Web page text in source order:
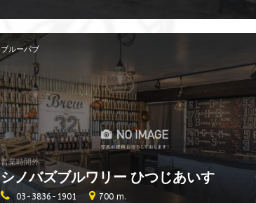
ブルーパブ
シノバズブルワリー ひつじあいす
営業時間外
03-3836-1901 700 m.